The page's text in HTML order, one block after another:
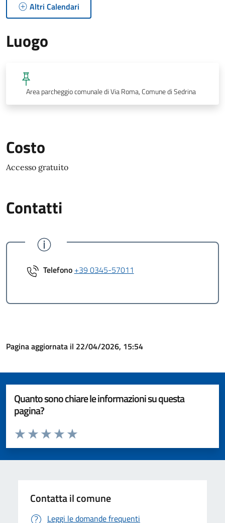
Altri Calendari
Luogo
Area parcheggio comunale di Via Roma, Comune di Sedrina
Costo
Accesso gratuito
Contatti
Telefono +39 0345-57011
Pagina aggiornata il 22/04/2026, 15:54
Quanto sono chiare le informazioni su questa
pagina?
Valuta da 1 a 5 stelle la pagina
Valuta 5 stelle su 5
Valuta 4 stelle su 5
Valuta 3 stelle su 5
Valuta 2 stelle su 5
Valuta 1 stelle su 5
Contatta il comune
Leggi le domande frequenti